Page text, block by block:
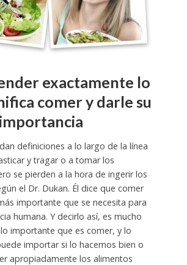
exactamente lo
comer y darle su
definiciones a lo largo de la línea
y tragar o a tomar los
se pierden a la hora de ingerir los
el Dr. Dukan. Él dice que comer
importante que se necesita para
humana. Y decirlo así, es mucho
importante que es comer, y lo
importar si lo hacemos bien o
apropiadamente los alimentos